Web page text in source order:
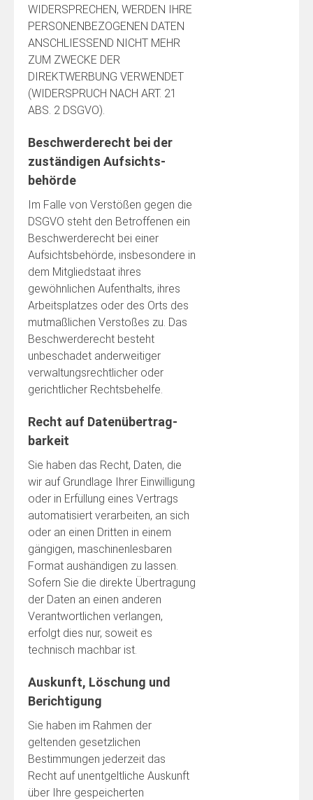
WIDERSPRECHEN, WERDEN IHRE
PERSONENBEZOGENEN DATEN
ANSCHLIESSEND NICHT MEHR
ZUM ZWECKE DER
DIREKTWERBUNG VERWENDET
(WIDERSPRUCH NACH ART. 21
ABS. 2 DSGVO).
Beschwerde­recht bei der
zuständigen Aufsichts­
behörde
Im Falle von Verstößen gegen die
DSGVO steht den Betroffenen ein
Beschwerderecht bei einer
Aufsichtsbehörde, insbesondere in
dem Mitgliedstaat ihres
gewöhnlichen Aufenthalts, ihres
Arbeitsplatzes oder des Orts des
mutmaßlichen Verstoßes zu. Das
Beschwerderecht besteht
unbeschadet anderweitiger
verwaltungsrechtlicher oder
gerichtlicher Rechtsbehelfe.
Recht auf Daten­übertrag­
barkeit
Sie haben das Recht, Daten, die
wir auf Grundlage Ihrer Einwilligung
oder in Erfüllung eines Vertrags
automatisiert verarbeiten, an sich
oder an einen Dritten in einem
gängigen, maschinenlesbaren
Format aushändigen zu lassen.
Sofern Sie die direkte Übertragung
der Daten an einen anderen
Verantwortlichen verlangen,
erfolgt dies nur, soweit es
technisch machbar ist.
Auskunft, Löschung und
Berichtigung
Sie haben im Rahmen der
geltenden gesetzlichen
Bestimmungen jederzeit das
Recht auf unentgeltliche Auskunft
über Ihre gespeicherten